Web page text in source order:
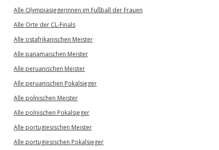
Alle Olympiasiegerinnen im Fußball der Frauen
Alle Orte der CL-Finals
Alle ostafrikanischen Meister
Alle panamaischen Meister
Alle peruanischen Meister
Alle peruanischen Pokalsieger
Alle polnischen Meister
Alle polnischen Pokalsieger
Alle portugiesischen Meister
Alle portugiesischen Pokalsieger